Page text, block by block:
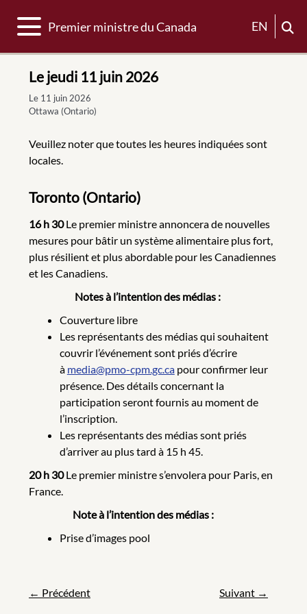
Basculer la navigation
Premier ministre du Canada EN
Le jeudi 11 juin 2026
Le 11 juin 2026
Ottawa (Ontario)
Veuillez noter que toutes les heures indiquées sont
locales.
Toronto (Ontario)
16 h 30Le premier ministre annoncera de nouvelles
mesures pour bâtir un système alimentaire plus fort,
plus résilient et plus abordable pour les Canadiennes
et les Canadiens.
Notes à l’intention des médias :
Couverture libre
Les représentants des médias qui souhaitent
couvrir l’événement sont priés d’écrire
à media@pmo-cpm.gc.capour confirmer leur
présence. Des détails concernant la
participation seront fournis au moment de
l’inscription.
Les représentants des médias sont priés
d’arriver au plus tard à 15 h 45.
20 h 30Le premier ministre s’envolera pour Paris, en
France.
Note à l’intention des médias :
Prise d’images pool
← Précédent Suivant →